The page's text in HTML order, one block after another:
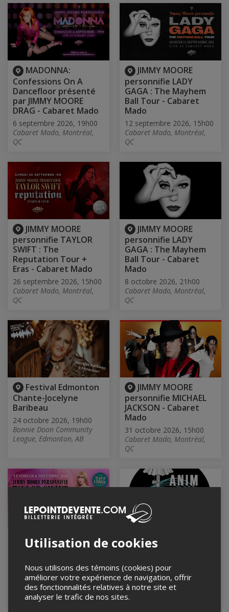
MADONNA:
Confessions On A
Dancefloor présenté
par JIMMY MOORE
DRAG - Cabaret Mado
6 septembre 2026, 19h00
Cabaret Mado, Montréal,
QC
JIMMY MOORE
personnifie LADY
GAGA : The Mayhem
Ball Tour - Cabaret
Mado
12 septembre 2026, 15h00
Cabaret Mado, Montréal,
QC
JIMMY MOORE
personnifie TAYLOR
SWIFT : The
Reputation Tour +
Eras - Cabaret Mado
26 septembre 2026, 15h00
Cabaret Mado, Montréal,
QC
JIMMY MOORE
personnifie LADY
GAGA : The Mayhem
Ball Tour - Cabaret
Mado
8 octobre 2026, 21h00
Cabaret Mado, Montréal,
QC
Festival Edmonton
Chante-Jocelyne
Baribeau
24 octobre 2026, 19h00
Bonnie Doon Community
League, Edmonton, AB
JIMMY MOORE
personnifie MICHAEL
JACKSON - Cabaret
Mado
31 octobre 2026, 15h00
Cabaret Mado, Montréal,
QC
JIMMY MOORE
personnifie TAYLOR
LA BOÎTE
6 novembre 2026, 20h00
LA BOITE, Saint-Jean-sur-
Richelieu, QC
Passeport Anim sur
le Lac 2026
Hôtel du Jardin, Saint-
Félicien, QC
Utilisation de cookies
Nous utilisons des témoins (cookies) pour
améliorer votre expérience de navigation, offrir
des fonctionnalités relatives à notre site et
analyser le trafic de nos sites.